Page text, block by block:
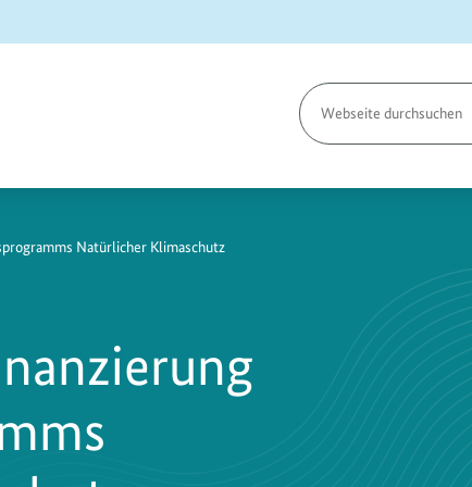
Seite
durchsuchen
Natürlicher Klimaschutz